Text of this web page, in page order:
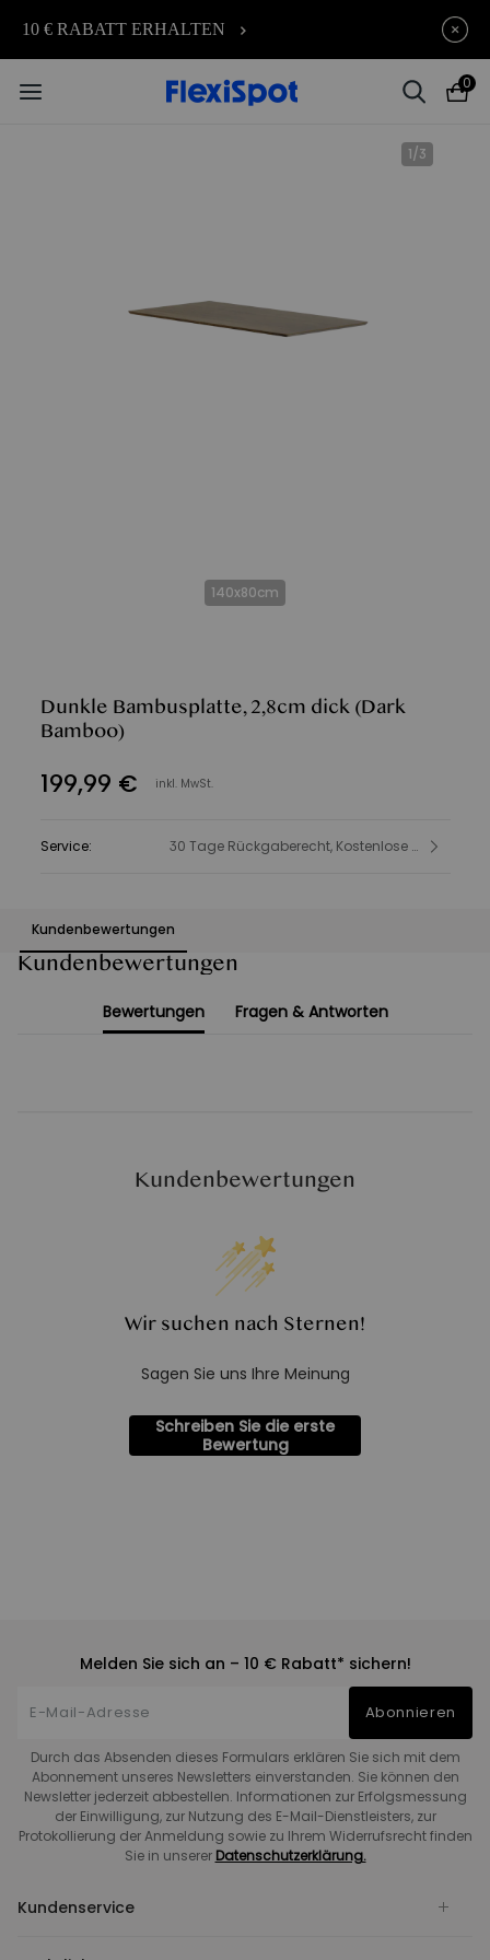
Je früher Sie kaufen, desto mehr
sparen Sie | C7 Morpher – 290 €
Rabatt
: 16
0
1/3
140x80cm
Dunkle Bambusplatte, 2,8cm dick (Dark
Bamboo)
199,99 € inkl. MwSt.
Service: 30 Tage Rückgaberecht, Kostenlose Lieferung, Produkt- und Sicherheitsinformationen
Kundenbewertungen
Kundenbewertungen
Bewertungen Fragen & Antworten
Kundenbewertungen
Wir suchen nach Sternen!
Sagen Sie uns Ihre Meinung
Schreiben Sie die erste
Bewertung
Melden Sie sich an – 10 € Rabatt* sichern!
Abonnieren
Durch das Absenden dieses Formulars erklären Sie sich mit dem
Abonnement unseres Newsletters einverstanden. Sie können den
Newsletter jederzeit abbestellen. Informationen zur Erfolgsmessung
der Einwilligung, zur Nutzung des E-Mail-Dienstleisters, zur
Protokollierung der Anmeldung sowie zu Ihrem Widerrufsrecht finden
Sie in unserer Datenschutzerklärung.
Kundenservice
10 € RABATT ERHALTEN